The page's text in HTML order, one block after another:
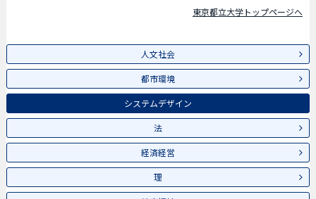
東京都立大学トップページへ
人文社会
都市環境
システムデザイン
法
経済経営
理